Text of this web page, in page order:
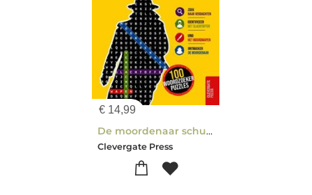
€ 14,99
De moordenaar schuilt in Amsterdam
Clevergate Press